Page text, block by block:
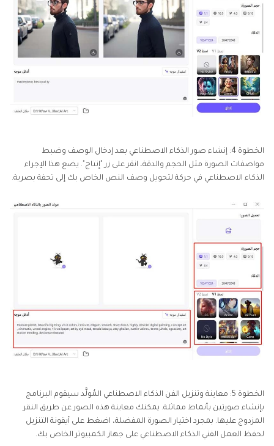
الخطوة 4: إنشاء صور الذكاء الاصطناعي بعد إدخال الوصف وضبط
مواصفات الصورة مثل الحجم والدقة، انقر على زر "إنتاج". يضع هذا الإجراء
الذكاء الاصطناعي في حركة لتحويل وصف النص الخاص بك إلى تحفة بصرية.
الخطوة 5: معاينة وتنزيل الفن الذكاء الاصطناعي المُولَّد سيقوم البرنامج
بإنشاء صورتين بأنماط مماثلة. يمكنك معاينة هذه الصور عن طريق النقر
المزدوج عليها. بمجرد اختيار الصورة المفضلة، اضغط على أيقونة التنزيل
لحفظ العمل الفني الذكاء الاصطناعي على جهاز الكمبيوتر الخاص بك.